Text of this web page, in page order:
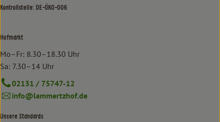
Kontrollstelle: DE-ÖKO-006
Hofmarkt
Mo–Fr: 8.30–18.30 Uhr
Sa: 7.30–14 Uhr
02131 / 75747-12
info@lammertzhof.de
Unsere Standards